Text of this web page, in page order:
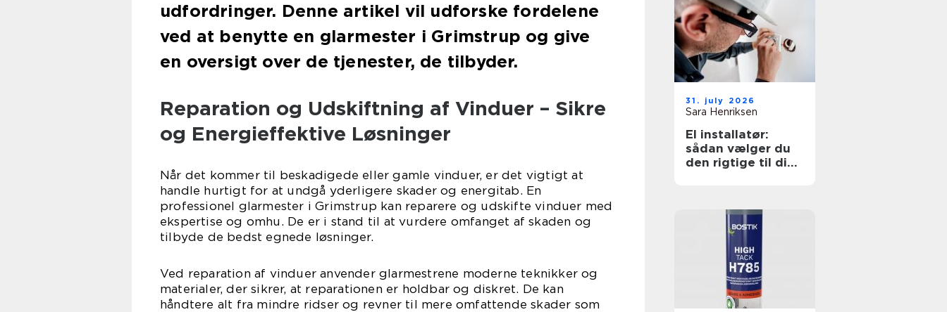
udfordringer. Denne artikel vil udforske fordelene
ved at benytte en glarmester i Grimstrup og give
en oversigt over de tjenester, de tilbyder.
Reparation og Udskiftning af Vinduer – Sikre
og Energieffektive Løsninger
Når det kommer til beskadigede eller gamle vinduer, er det vigtigt at
handle hurtigt for at undgå yderligere skader og energitab. En
professionel glarmester i Grimstrup kan reparere og udskifte vinduer med
ekspertise og omhu. De er i stand til at vurdere omfanget af skaden og
tilbyde de bedst egnede løsninger.
Ved reparation af vinduer anvender glarmestrene moderne teknikker og
materialer, der sikrer, at reparationen er holdbar og diskret. De kan
håndtere alt fra mindre ridser og revner til mere omfattende skader som
31. july 2026
Sara Henriksen
El installatør:
sådan vælger du
den rigtige til dine